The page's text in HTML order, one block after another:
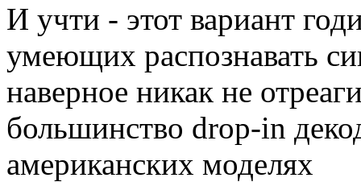
И учти - этот вариант
умеющих распознавать
наверное никак не
большинство drop-in
американских моделях